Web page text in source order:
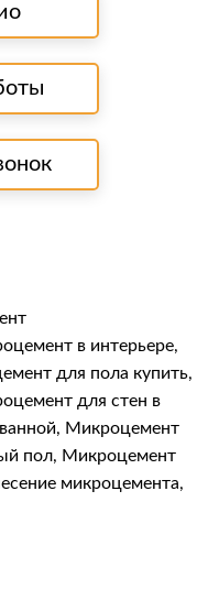
в интерьере,
для пола купить,
для стен в
, Микроцемент
пол, Микроцемент
микроцемента,